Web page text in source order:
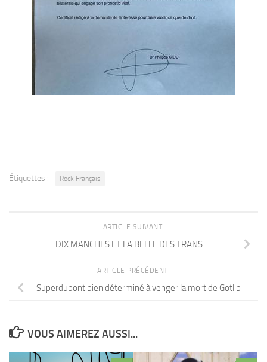
Étiquettes : Rock Français
ARTICLE SUIVANT
DIX MANCHES ET LA BELLE DES TRANS
ARTICLE PRÉCÉDENT
Superdupont bien déterminé à venger la mort de Gotlib
VOUS AIMEREZ AUSSI...